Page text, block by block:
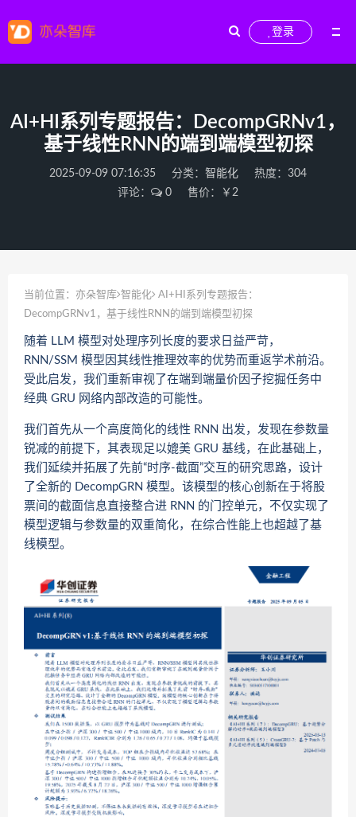
登录
AI+HI系列专题报告：DecompGRNv1，
基于线性RNN的端到端模型初探
2025-09-09 07:16:35 分类： 智能化
热度：304
评论：
0 售价：￥2
当前位置： 亦朵智库 智能化
AI+HI系列专题报告：
DecompGRNv1，基于线性RNN的端到端模型初探
随着 LLM 模型对处理序列长度的要求日益严苛，
RNN/SSM 模型因其线性推理效率的优势而重返学术前沿。
受此启发，我们重新审视了在端到端量价因子挖掘任务中
经典 GRU 网络内部改造的可能性。
我们首先从一个高度简化的线性 RNN 出发，发现在参数量
锐减的前提下，其表现足以媲美 GRU 基线，在此基础上，
我们延续并拓展了先前“时序-截面”交互的研究思路，设计
了全新的 DecompGRN 模型。该模型的核心创新在于将股
票间的截面信息直接整合进 RNN 的门控单元，不仅实现了
模型逻辑与参数量的双重简化，在综合性能上也超越了基
线模型。